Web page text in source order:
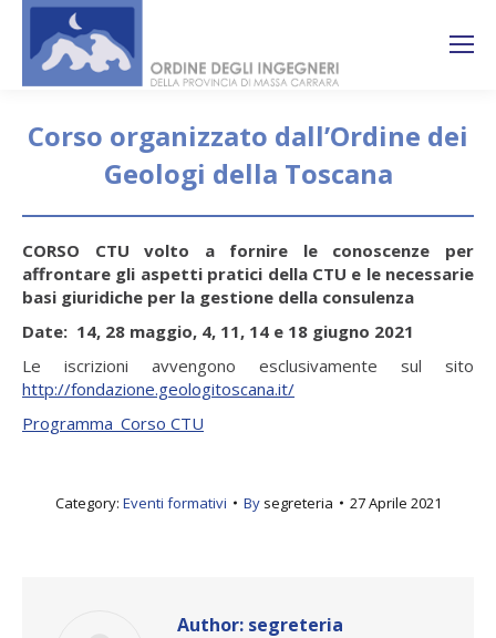
Corso organizzato dall’Ordine dei
Geologi della Toscana
CORSO CTU volto a fornire le conoscenze per
affrontare gli aspetti pratici della CTU e le necessarie
basi giuridiche per la gestione della consulenza
Date: 14, 28 maggio, 4, 11, 14 e 18 giugno 2021
Le iscrizioni avvengono esclusivamente sul sito
http://fondazione.geologitoscana.it/
Programma_Corso CTU
Category: Eventi formativi By segreteria 27 Aprile 2021
Author: segreteria